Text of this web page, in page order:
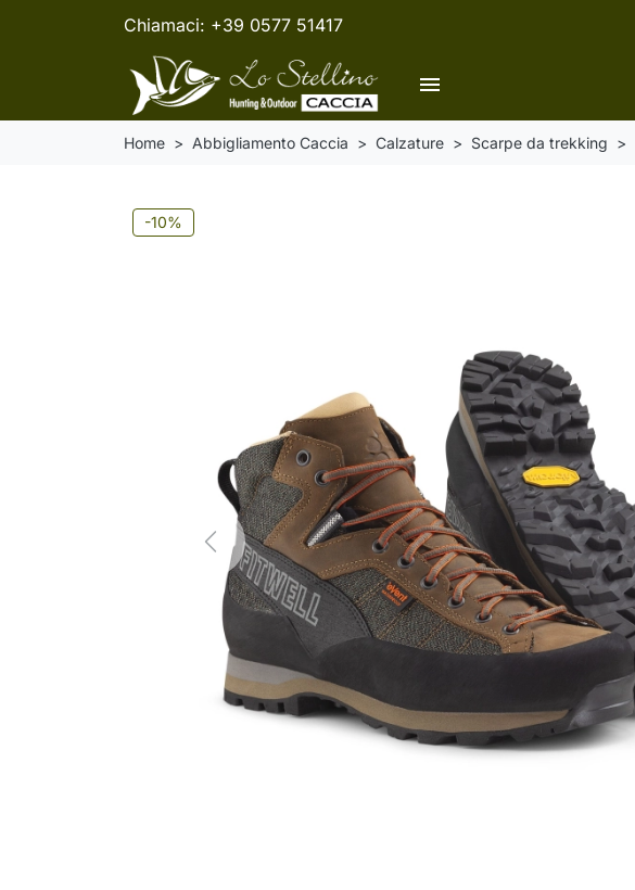
Chiamaci: +39 0577 51417
menu
Home Abbigliamento Caccia Calzature Scarpe da trekking
-10%
Previous